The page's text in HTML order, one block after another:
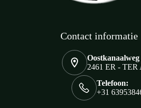
Contact informatie
Oostkanaalweg
2461 ER - TER
Telefoon:
+31